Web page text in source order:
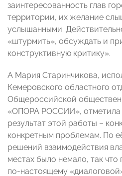
заинтересованность глав
территории, их желание
услышанными.
«штурмить», обсуждать и
конструктивную критику».
А Мария Старинчикова,
Кемеровского областного
Общероссийской
«ОПОРА РОССИИ»,
результат этой работы –
конкретным проблемам. По
решений взаимодействия
местах было немало, так
по-настоящему